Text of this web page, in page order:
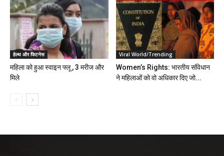
हेल्थ और फिटनेस
महिला को हुआ स्वाइन फ्लू , 3 मरीज और
मिले
Viral World/Trending
Women’s Rights: भारतीय संविधान
ने महिलाओं को वो अधिकार दिए जो...